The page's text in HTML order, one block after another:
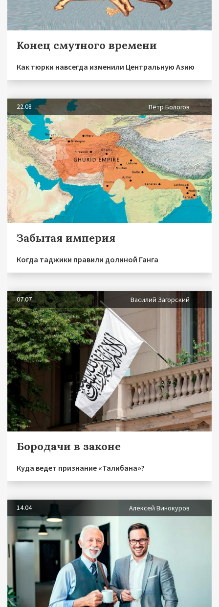
Конец смутного времени
Как тюрки навсегда изменили Центральную Азию
22.08 Пётр Бологов
Забытая империя
Когда таджики правили долиной Ганга
07.07 Василий Загорский
Бородачи в законе
Куда ведет признание «Талибана»?
14.04 Алексей Винокуров